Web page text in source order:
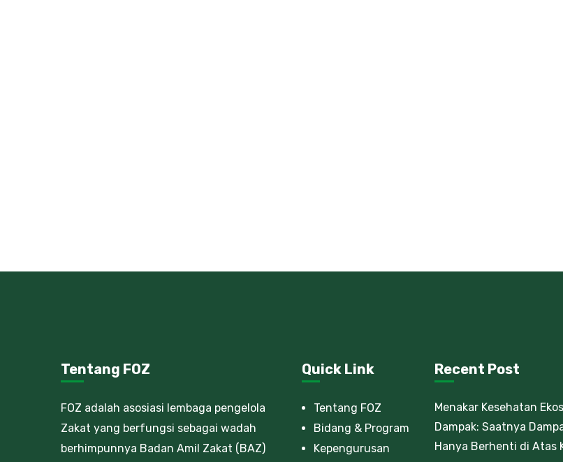
Tentang FOZ Quick Link Recent Post
FOZ adalah asosiasi lembaga pengelola
Zakat yang berfungsi sebagai wadah
berhimpunnya Badan Amil Zakat (BAZ)
Tentang FOZ
Bidang & Program
Kepengurusan
Menakar Kesehatan
Dampak: Saatnya
Hanya Berhenti di Atas